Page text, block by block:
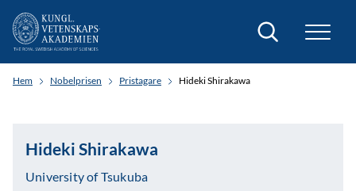
Sök
Hem Nobelprisen Pristagare Hideki Shirakawa
Hideki Shirakawa
University of Tsukuba